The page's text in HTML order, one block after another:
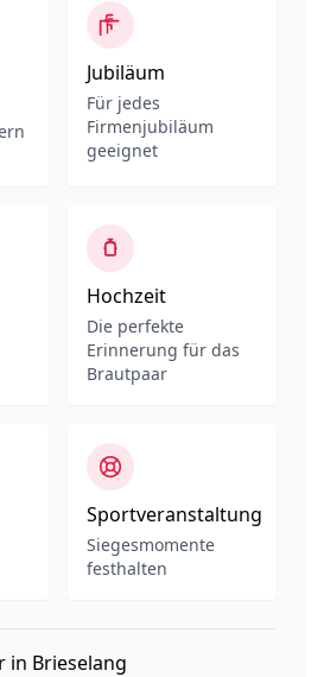
Jubiläum
Für jedes
Firmenjubiläum
geeignet
Hochzeit
Die perfekte
Erinnerung für das
Brautpaar
Sportveranstaltung
Siegesmomente
festhalten
in Brieselang